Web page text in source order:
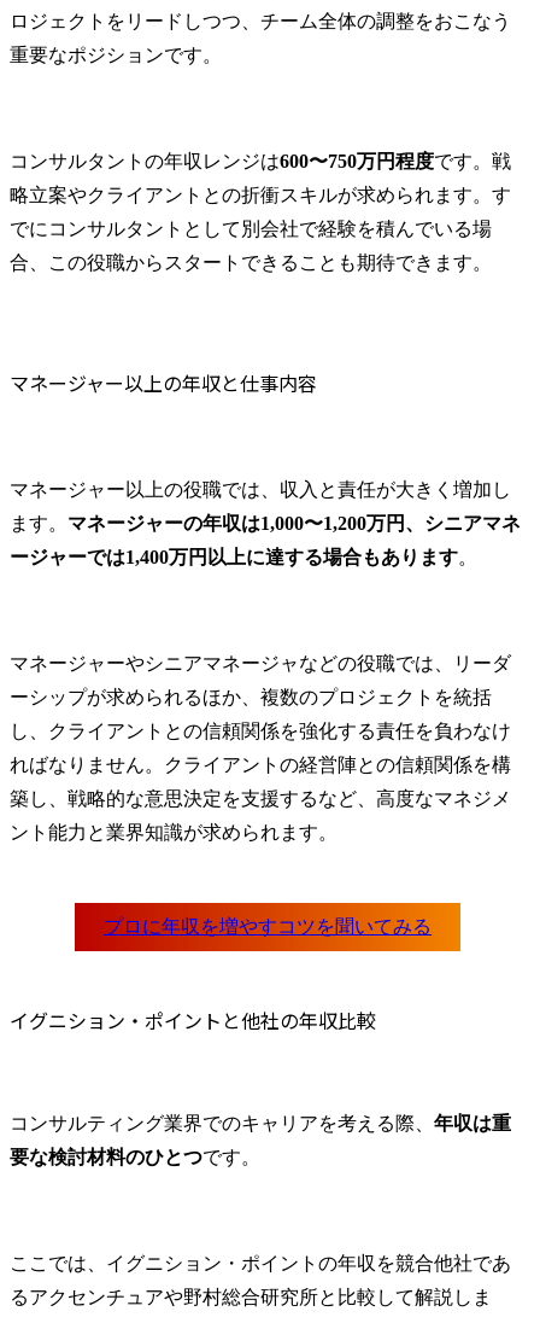
ロジェクトをリードしつつ、チーム全体の調整をおこなう
重要なポジションです。
コンサルタントの年収レンジは600〜750万円程度です。戦
略立案やクライアントとの折衝スキルが求められます。す
でにコンサルタントとして別会社で経験を積んでいる場
合、この役職からスタートできることも期待できます。
マネージャー以上の年収と仕事内容
マネージャー以上の役職では、収入と責任が大きく増加し
ます。 マネージャーの年収は1,000〜1,200万円、シニアマネ
ージャーでは1,400万円以上に達する場合もあります。
マネージャーやシニアマネージャなどの役職では、リーダ
ーシップが求められるほか、複数のプロジェクトを統括
し、クライアントとの信頼関係を強化する責任を負わなけ
ればなりません。クライアントの経営陣との信頼関係を構
築し、戦略的な意思決定を支援するなど、高度なマネジメ
ント能力と業界知識が求められます。
イグニション・ポイントと他社の年収比較
コンサルティング業界でのキャリアを考える際、 年収は重
要な検討材料のひとつです。
ここでは、イグニション・ポイントの年収を競合他社であ
るアクセンチュアや野村総合研究所と比較して解説しま